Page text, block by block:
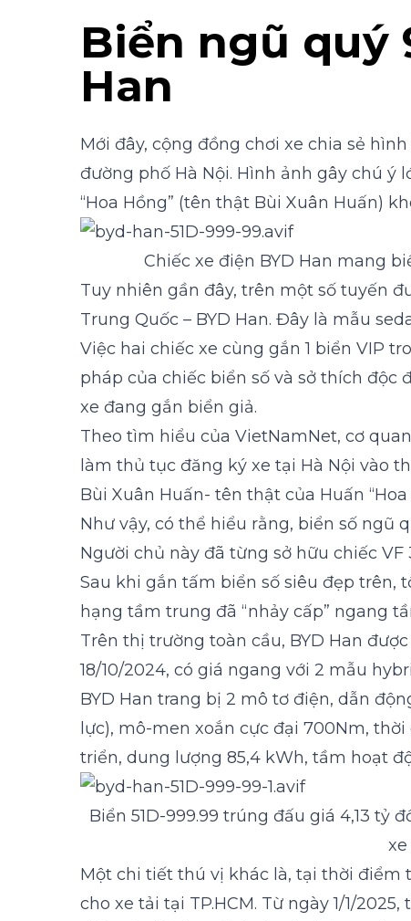
Biển ngũ quý
Han
Mới đây, cộng đồng chơi xe chia sẻ
đường phố Hà Nội. Hình ảnh gây chú ý
“Hoa Hồng” (tên thật Bùi Xuân Huấn)
Chiếc xe điện BYD Han mang
Tuy nhiên gần đây, trên một số tuyến
Trung Quốc – BYD Han. Đây là mẫu
Việc hai chiếc xe cùng gắn 1 biển VIP
pháp của chiếc biển số và sở thích độc
xe đang gắn biển giả.
Theo tìm hiểu của VietNamNet, cơ
làm thủ tục đăng ký xe tại Hà Nội vào
Bùi Xuân Huấn- tên thật của Huấn “Hoa
Như vậy, có thể hiểu rằng, biển số ngũ
Người chủ này đã từng sở hữu chiếc VF
Sau khi gắn tấm biển số siêu đẹp trên,
hạng tầm trung đã “nhảy cấp” ngang
Trên thị trường toàn cầu, BYD Han
18/10/2024, có giá ngang với 2 mẫu
BYD Han trang bị 2 mô tơ điện, dẫn
lực), mô-men xoắn cực đại 700Nm,
triển, dung lượng 85,4 kWh, tầm hoạt
Biển 51D-999.99 trúng đấu giá 4,13 tỷ
Một chi tiết thú vị khác là, tại thời điểm
cho xe tải tại TP.HCM. Từ ngày 1/1/